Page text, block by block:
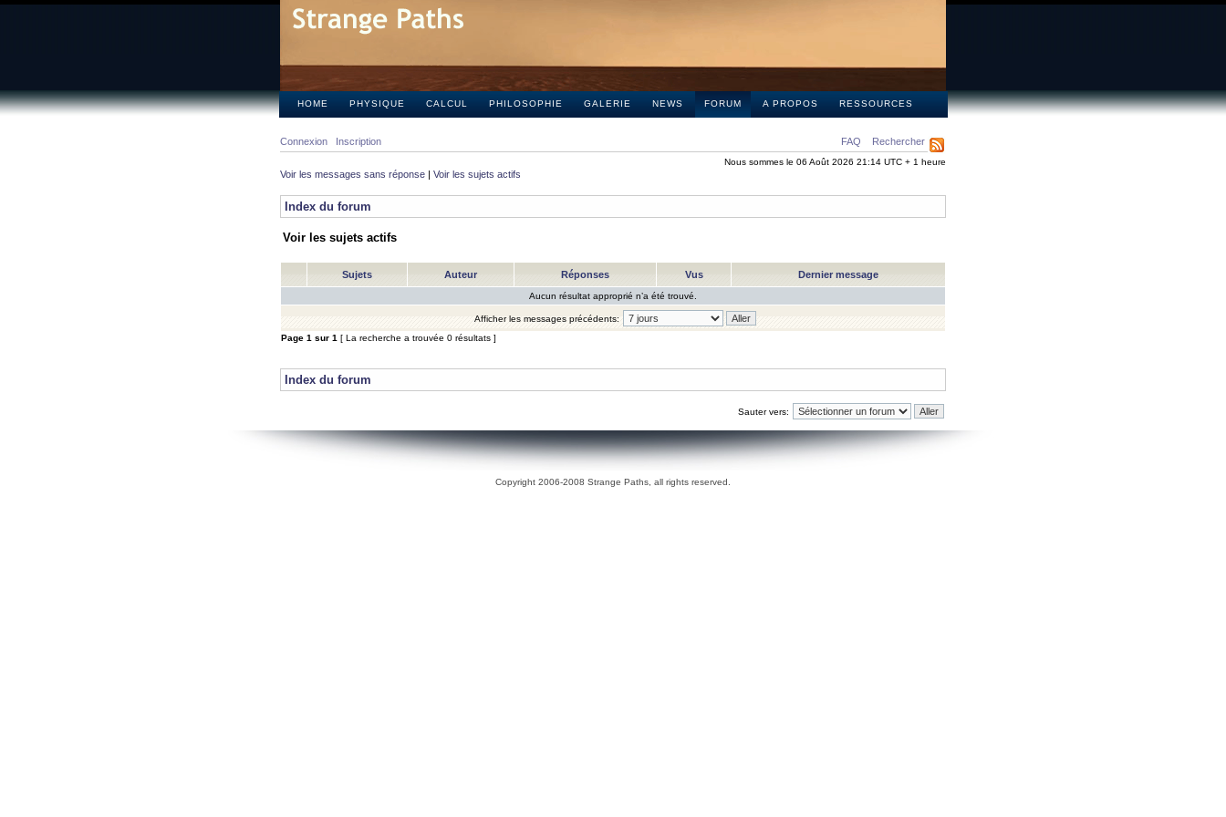
HOME PHYSIQUE CALCUL PHILOSOPHIE GALERIE NEWS FORUM A PROPOS RESSOURCES
FAQ Rechercher
Connexion Inscription
Nous sommes le 06 Août 2026 21:14 UTC + 1 heure
Voir les messages sans réponse | Voir les sujets actifs
Index du forum
Voir les sujets actifs
Sujets Auteur Réponses Vus Dernier message
Aucun résultat approprié n’a été trouvé.
Afficher les messages précédents:
Page 1 sur 1 [ La recherche a trouvée 0 résultats ]
Index du forum
Sauter vers:
Copyright 2006-2008 Strange Paths, all rights reserved.